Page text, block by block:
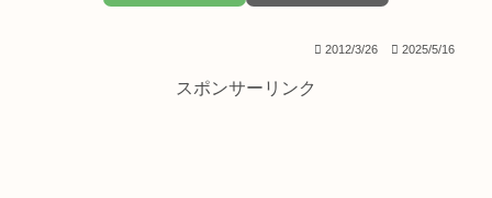
2012/3/26 2025/5/16
スポンサーリンク